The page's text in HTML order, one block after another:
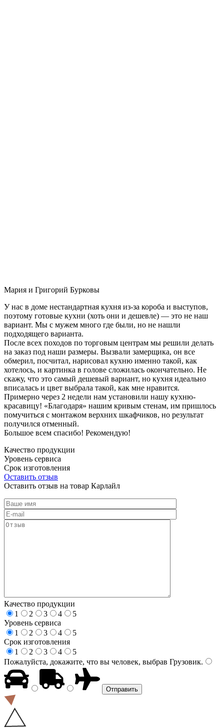
Мария и Григорий Бурковы
У нас в доме нестандартная кухня из-за короба и выступов,
поэтому готовые кухни (хоть они и дешевле) — это не наш
вариант. Мы с мужем много где были, но не нашли
подходящего варианта.
После всех походов по торговым центрам мы решили делать
на заказ под наши размеры. Вызвали замерщика, он все
обмерил, посчитал, нарисовал кухню именно такой, как
хотелось, и картинка в голове сложилась окончательно. Не
скажу, что это самый дешевый вариант, но кухня идеально
вписалась и цвет выбрала такой, как мне нравится.
Примерно через 2 недели нам установили нашу кухню-
красавицу! «Благодаря» нашим кривым стенам, им пришлось
помучиться с монтажом верхних шкафчиков, но результат
получился отменный.
Большое всем спасибо! Рекомендую!
Качество продукции
Уровень сервиса
Срок изготовления
Оставить отзыв
Оставить отзыв на товар Карлайл
Качество продукции
1
2 3 4
5
Уровень сервиса
1
2 3 4
5
Срок изготовления
1
2 3 4
5
Пожалуйста, докажите, что вы человек, выбрав Грузовик.